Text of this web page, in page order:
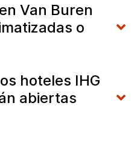
Van Buren
o
hoteles IHG
abiertas